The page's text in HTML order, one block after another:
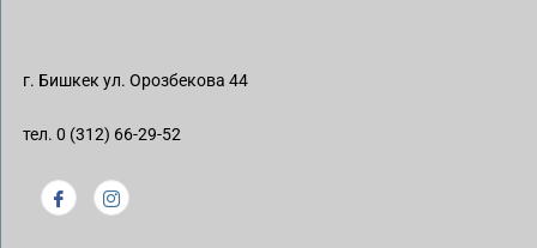
г. Бишкек ул. Орозбекова 44
тел. 0 (312) 66-29-52